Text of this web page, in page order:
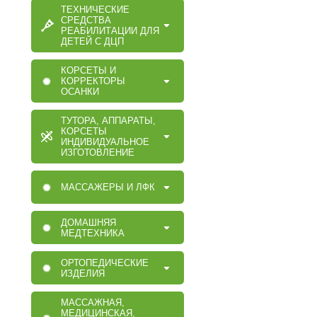
ТЕХНИЧЕСКИЕ
СРЕДСТВА
РЕАБИЛИТАЦИИ ДЛЯ
ДЕТЕЙ С ДЦП
КОРСЕТЫ И
КОРРЕКТОРЫ
ОСАНКИ
ТУТОРА, АППАРАТЫ,
КОРСЕТЫ
ИНДИВИДУАЛЬНОЕ
ИЗГОТОВЛЕНИЕ
МАССАЖЕРЫ И ЛФК
ДОМАШНЯЯ
МЕДТЕХНИКА
ОРТОПЕДИЧЕСКИЕ
ИЗДЕЛИЯ
МАССАЖНАЯ,
МЕДИЦИНСКАЯ,